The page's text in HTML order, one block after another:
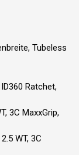
Tubeless
Ratchet,
3C MaxxGrip,
WT, 3C